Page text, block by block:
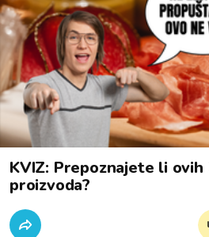
KVIZ: Prepoznajete li
proizvoda?